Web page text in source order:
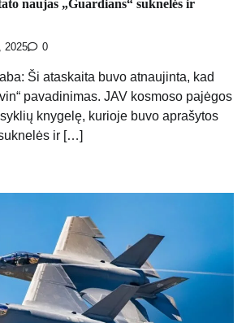
naujas „Guardians“ suknelės ir
2025 0
Ši ataskaita buvo atnaujinta, kad
pavadinimas. JAV kosmoso pajėgos
knygelę, kurioje buvo aprašytos
ir […]